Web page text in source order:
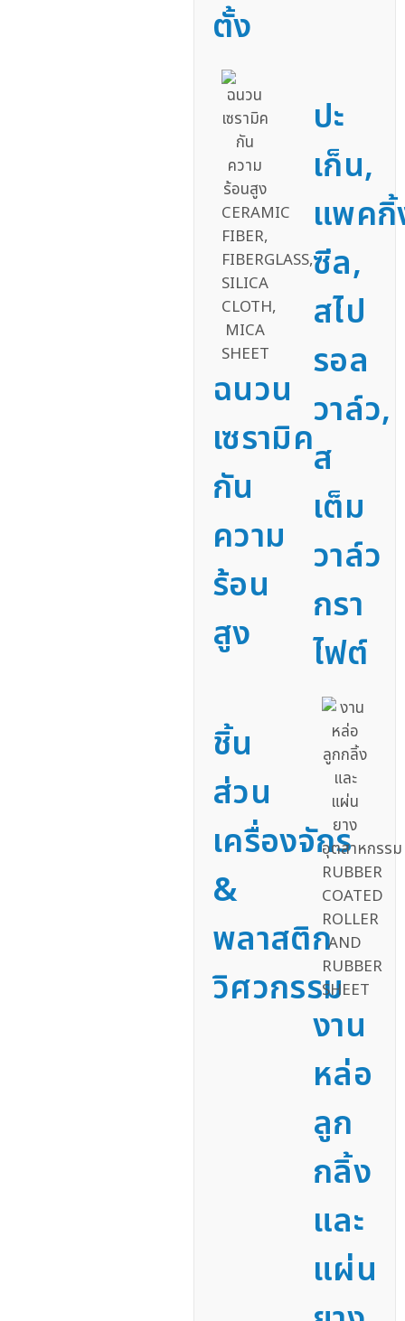
ตั้ง
ฉนวน
เซรามิค
กัน
ความ
ร้อน
สูง
ปะ
เก็น,
แพคกิ้
ซีล,
สไป
รอล
วาล์ว,
ส
เต็ม
วาล์ว
กรา
ไฟต์
ชิ้น
ส่วน
เครื่องจักร
&
พลาสติก
วิศวกรรม
งาน
หล่อ
ลูก
กลิ้ง
และ
แผ่น